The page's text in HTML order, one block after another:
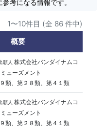
考になる情報です。
1〜10件目 (全 86 件中)
概要
願人 株式会社バンダイナムコ
ューズメント
類、第２８類、第４１類
願人 株式会社バンダイナムコ
ューズメント
類、第２８類、第４１類